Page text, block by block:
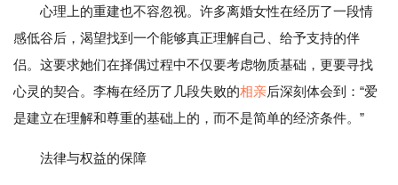
心理上的重建也不容忽视。许多离婚女性在经历了一段情
感低谷后，渴望找到一个能够真正理解自己、给予支持的伴
侣。这要求她们在择偶过程中不仅要考虑物质基础，更要寻找
心灵的契合。李梅在经历了几段失败的相亲后深刻体会到：“爱
是建立在理解和尊重的基础上的，而不是简单的经济条件。”
法律与权益的保障